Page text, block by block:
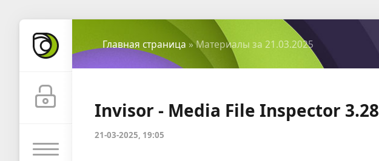
Главная страница » Материалы за 21.03.2025
Invisor - Media File Inspector 3.28
21-03-2025, 19:05